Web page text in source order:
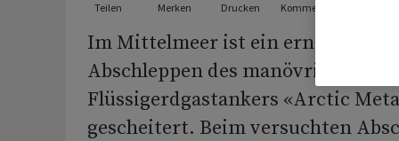
Teilen Merken Drucken Kommentare
Im Mittelmeer ist ein erneuter
Abschleppen des
Flüssigerdgastankers «Arctic
gescheitert. Beim versuchten